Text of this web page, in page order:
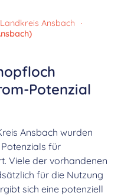
Landkreis Ansbach
·
Potenzial
Ansbach wurden
für
Viele der vorhandenen
für die Nutzung
sich eine potenziell